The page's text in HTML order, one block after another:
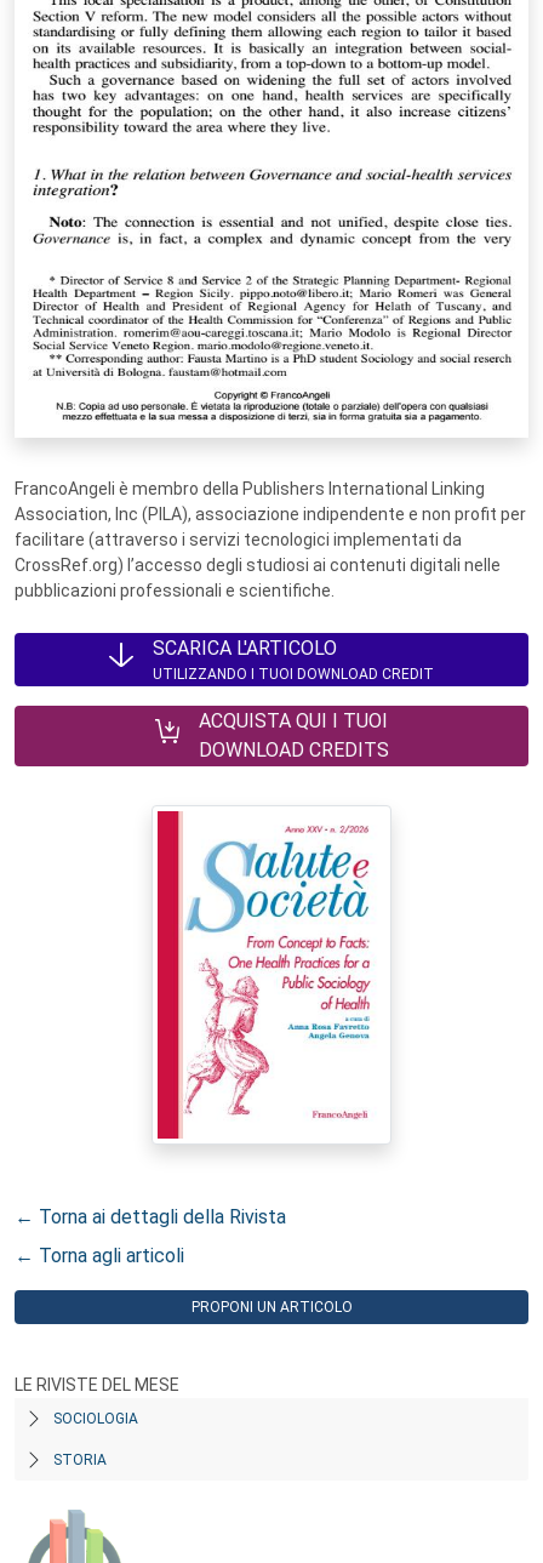
FrancoAngeli è membro della Publishers International Linking
Association, Inc (PILA), associazione indipendente e non profit per
facilitare (attraverso i servizi tecnologici implementati da
CrossRef.org) l’accesso degli studiosi ai contenuti digitali nelle
pubblicazioni professionali e scientifiche.
SCARICA L'ARTICOLO
UTILIZZANDO I TUOI DOWNLOAD CREDIT
ACQUISTA QUI I TUOI
DOWNLOAD CREDITS
← Torna ai dettagli della Rivista
← Torna agli articoli
PROPONI UN ARTICOLO
LE RIVISTE DEL MESE
SOCIOLOGIA
STORIA